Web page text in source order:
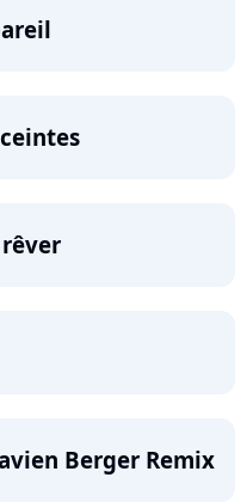
Berger Remix